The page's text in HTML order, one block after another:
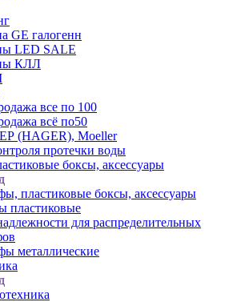
GE галогенн
LED SALE
КЛЛ
все по 100
всё по50
(HAGER), Moeller
протечки воды
боксы, аксессуары
пластиковые боксы, аксессуары
пластиковые
для распределительных
металлические